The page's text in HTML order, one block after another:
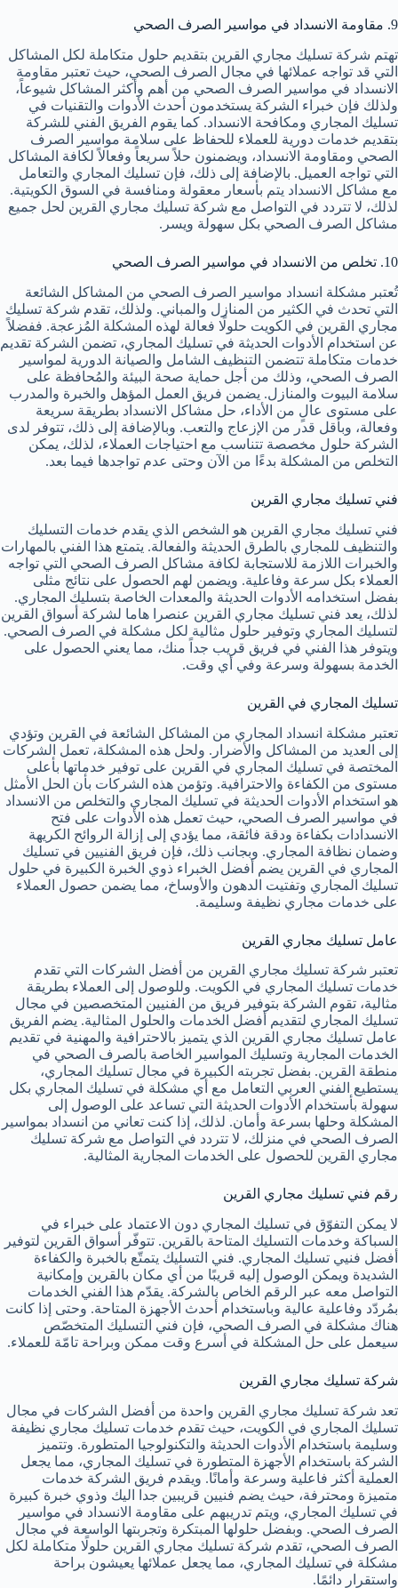
9. مقاومة الانسداد في مواسير الصرف الصحي
تهتم شركة تسليك مجاري القرين بتقديم حلول متكاملة لكل المشاكل
التي قد تواجه عملائها في مجال الصرف الصحي، حيث تعتبر مقاومة
الانسداد في مواسير الصرف الصحي من أهم وأكثر المشاكل شيوعاً،
ولذلك فإن خبراء الشركة يستخدمون أحدث الأدوات والتقنيات في
تسليك المجاري ومكافحة الانسداد. كما يقوم الفريق الفني للشركة
بتقديم خدمات دورية للعملاء للحفاظ على سلامة مواسير الصرف
الصحي ومقاومة الانسداد، ويضمنون حلاً سريعاً وفعالاً لكافة المشاكل
التي تواجه العميل. بالإضافة إلى ذلك، فإن تسليك المجاري والتعامل
مع مشاكل الانسداد يتم بأسعار معقولة ومنافسة في السوق الكويتية.
لذلك، لا تتردد في التواصل مع شركة تسليك مجاري القرين لحل جميع
مشاكل الصرف الصحي بكل سهولة ويسر.
10. تخلص من الانسداد في مواسير الصرف الصحي
تُعتبر مشكلة انسداد مواسير الصرف الصحي من المشاكل الشائعة
التي تحدث في الكثير من المنازل والمباني. ولذلك، تقدم شركة تسليك
مجاري القرين في الكويت حلولًا فعالة لهذه المشكلة المُزعجة. ففضلاً
عن استخدام الأدوات الحديثة في تسليك المجاري، تضمن الشركة تقديم
خدمات متكاملة تتضمن التنظيف الشامل والصيانة الدورية لمواسير
الصرف الصحي، وذلك من أجل حماية صحة البيئة والمُحافظة على
سلامة البيوت والمنازل. يضمن فريق العمل المؤهل والخبرة والمدرب
على مستوى عالٍ من الأداء، حل مشاكل الانسداد بطريقة سريعة
وفعالة، وبأقل قدر من الإزعاج والتعب. وبالإضافة إلى ذلك، تتوفر لدى
الشركة حلول مخصصة تتناسب مع احتياجات العملاء، لذلك، يمكن
التخلص من المشكلة بدءًا من الآن وحتى عدم تواجدها فيما بعد.
فني تسليك مجاري القرين
فني تسليك مجاري القرين هو الشخص الذي يقدم خدمات التسليك
والتنظيف للمجاري بالطرق الحديثة والفعالة. يتمتع هذا الفني بالمهارات
والخبرات اللازمة للاستجابة لكافة مشاكل الصرف الصحي التي تواجه
العملاء بكل سرعة وفاعلية. ويضمن لهم الحصول على نتائج مثلى
بفضل استخدامه الأدوات الحديثة والمعدات الخاصة بتسليك المجاري.
لذلك، يعد فني تسليك مجاري القرين عنصرا هاما لشركة أسواق القرين
لتسليك المجاري وتوفير حلول مثالية لكل مشكلة في الصرف الصحي.
ويتوفر هذا الفني في فريق قريب جداً منك، مما يعني الحصول على
الخدمة بسهولة وسرعة وفي أي وقت.
تسليك المجاري في القرين
تعتبر مشكلة انسداد المجاري من المشاكل الشائعة في القرين وتؤدي
إلى العديد من المشاكل والأضرار. ولحل هذه المشكلة، تعمل الشركات
المختصة في تسليك المجاري في القرين على توفير خدماتها بأعلى
مستوى من الكفاءة والاحترافية. وتؤمن هذه الشركات بأن الحل الأمثل
هو استخدام الأدوات الحديثة في تسليك المجاري والتخلص من الانسداد
في مواسير الصرف الصحي، حيث تعمل هذه الأدوات على فتح
الانسدادات بكفاءة ودقة فائقة، مما يؤدي إلى إزالة الروائح الكريهة
وضمان نظافة المجاري. وبجانب ذلك، فإن فريق الفنيين في تسليك
المجاري في القرين يضم أفضل الخبراء ذوي الخبرة الكبيرة في حلول
تسليك المجاري وتفتيت الدهون والأوساخ، مما يضمن حصول العملاء
على خدمات مجاري نظيفة وسليمة.
عامل تسليك مجاري القرين
تعتبر شركة تسليك مجاري القرين من أفضل الشركات التي تقدم
خدمات تسليك المجاري في الكويت. وللوصول إلى العملاء بطريقة
مثالية، تقوم الشركة بتوفير فريق من الفنيين المتخصصين في مجال
تسليك المجاري لتقديم أفضل الخدمات والحلول المثالية. يضم الفريق
عامل تسليك مجاري القرين الذي يتميز بالاحترافية والمهنية في تقديم
الخدمات المجارية وتسليك المواسير الخاصة بالصرف الصحي في
منطقة القرين. بفضل تجربته الكبيرة في مجال تسليك المجاري،
يستطيع الفني العربي التعامل مع أي مشكلة في تسليك المجاري بكل
سهولة بأستخدام الأدوات الحديثة التي تساعد على الوصول إلى
المشكلة وحلها بسرعة وأمان. لذلك، إذا كنت تعاني من انسداد بمواسير
الصرف الصحي في منزلك، لا تتردد في التواصل مع شركة تسليك
مجاري القرين للحصول على الخدمات المجارية المثالية.
رقم فني تسليك مجاري القرين
لا يمكن التفوّق في تسليك المجاري دون الاعتماد على خبراء في
السباكة وخدمات التسليك المتاحة بالقرين. تتوفّر أسواق القرين لتوفير
أفضل فنيي تسليك المجاري. فني التسليك يتمتّع بالخبرة والكفاءة
الشديدة ويمكن الوصول إليه قريبًا من أي مكان بالقرين وإمكانية
التواصل معه عبر الرقم الخاص بالشركة. يقدّم هذا الفني الخدمات
بمُردّد وفاعلية عالية وباستخدام أحدث الأجهزة المتاحة. وحتى إذا كانت
هناك مشكلة في الصرف الصحي، فإن فني التسليك المتخصّص
سيعمل على حل المشكلة في أسرع وقت ممكن وبراحة تامّة للعملاء.
شركة تسليك مجاري القرين
تعد شركة تسليك مجاري القرين واحدة من أفضل الشركات في مجال
تسليك المجاري في الكويت، حيث تقدم خدمات تسليك مجاري نظيفة
وسليمة باستخدام الأدوات الحديثة والتكنولوجيا المتطورة. وتتميز
الشركة باستخدام الأجهزة المتطورة في تسليك المجاري، مما يجعل
العملية أكثر فاعلية وسرعة وأمانًا. ويقدم فريق الشركة خدمات
متميزة ومحترفة، حيث يضم فنيين قريبين جدا اليك وذوي خبرة كبيرة
في تسليك المجاري، ويتم تدريبهم على مقاومة الانسداد في مواسير
الصرف الصحي. وبفضل حلولها المبتكرة وتجربتها الواسعة في مجال
الصرف الصحي، تقدم شركة تسليك مجاري القرين حلولًا متكاملة لكل
مشكلة في تسليك المجاري، مما يجعل عملائها يعيشون براحة
واستقرار دائمًا.